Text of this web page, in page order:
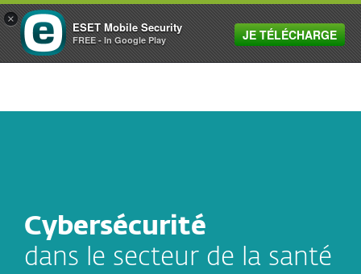
MENU
Cybersécurité
dans le secteur de la santé
×
ESET Mobile Security
FREE - In Google Play JE TÉLÉCHARGE